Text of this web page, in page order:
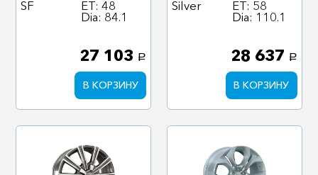
SF
ET: 48
Dia: 84.1
27 103 a
В КОРЗИНУ
Silver
ET: 58
Dia: 110.1
28 637 a
В КОРЗИНУ